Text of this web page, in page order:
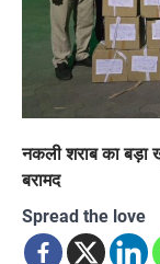
नकली शराब का बड़ा
बरामद
Spread the love